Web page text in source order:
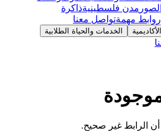
مدن فلسطينيةذاكرة
روابط مهمةتواصل معنا
الخدمات والحياة الطلابية
الرابط غير صحيح.